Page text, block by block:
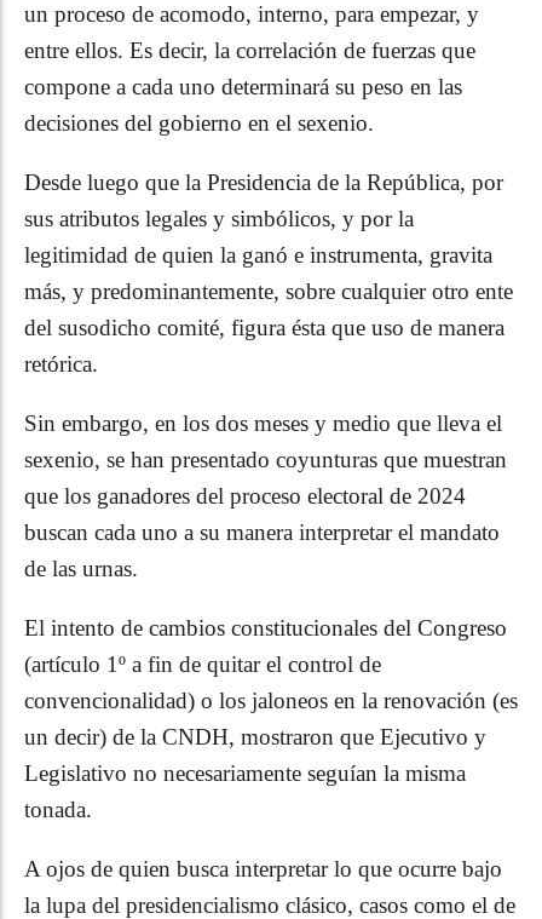
un proceso de acomodo, interno, para empezar, y
entre ellos. Es decir, la correlación de fuerzas que
compone a cada uno determinará su peso en las
decisiones del gobierno en el sexenio.
Desde luego que la Presidencia de la República, por
sus atributos legales y simbólicos, y por la
legitimidad de quien la ganó e instrumenta, gravita
más, y predominantemente, sobre cualquier otro ente
del susodicho comité, figura ésta que uso de manera
retórica.
Sin embargo, en los dos meses y medio que lleva el
sexenio, se han presentado coyunturas que muestran
que los ganadores del proceso electoral de 2024
buscan cada uno a su manera interpretar el mandato
de las urnas.
El intento de cambios constitucionales del Congreso
(artículo 1º a fin de quitar el control de
convencionalidad) o los jaloneos en la renovación (es
un decir) de la CNDH, mostraron que Ejecutivo y
Legislativo no necesariamente seguían la misma
tonada.
A ojos de quien busca interpretar lo que ocurre bajo
la lupa del presidencialismo clásico, casos como el de